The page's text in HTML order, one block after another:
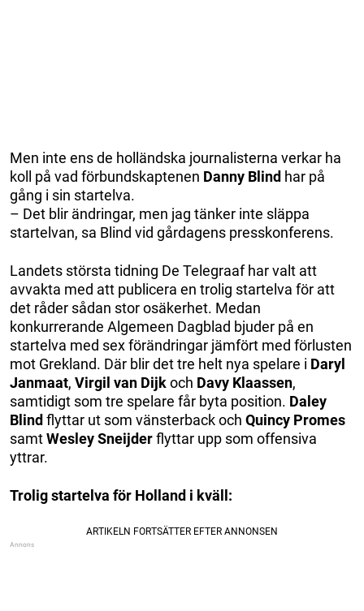
Men inte ens de holländska journalisterna verkar ha
koll på vad förbundskaptenen Danny Blind har på
gång i sin startelva.
– Det blir ändringar, men jag tänker inte släppa
startelvan, sa Blind vid gårdagens presskonferens.
Landets största tidning De Telegraaf har valt att
avvakta med att publicera en trolig startelva för att
det råder sådan stor osäkerhet. Medan
konkurrerande Algemeen Dagblad bjuder på en
startelva med sex förändringar jämfört med förlusten
mot Grekland. Där blir det tre helt nya spelare i Daryl
Janmaat, Virgil van Dijkoch Davy Klaassen,
samtidigt som tre spelare får byta position. Daley
Blindflyttar ut som vänsterback och Quincy Promes
samtWesley Sneijderflyttar upp som offensiva
yttrar.
Trolig startelva för Holland i kväll: